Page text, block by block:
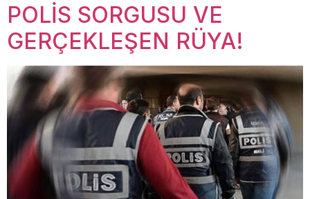
POLİS SORGUSU VE
GERÇEKLEŞEN RÜYA!